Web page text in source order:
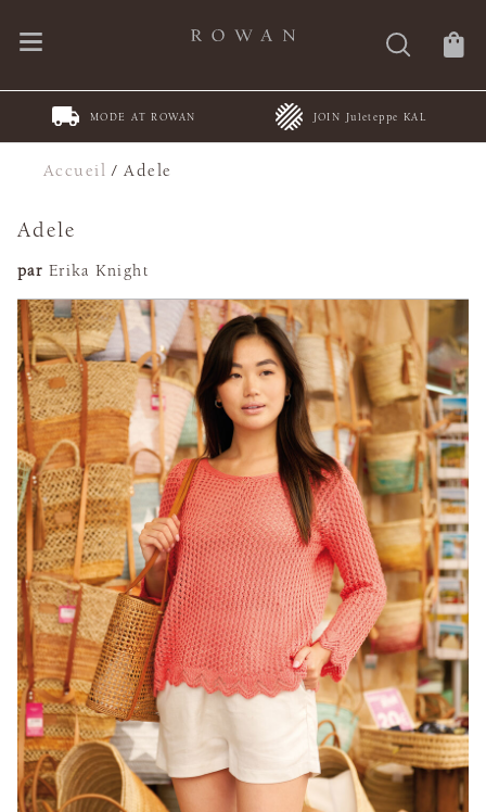
MODE AT ROWAN JOIN Juleteppe KAL
Accueil /Adele
Adele
par Erika Knight